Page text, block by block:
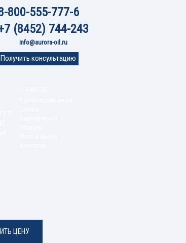
800-555-777-6
(8452) 744-243
info@aurora-oil.ru
Получить консультацию
ЦЕНУ